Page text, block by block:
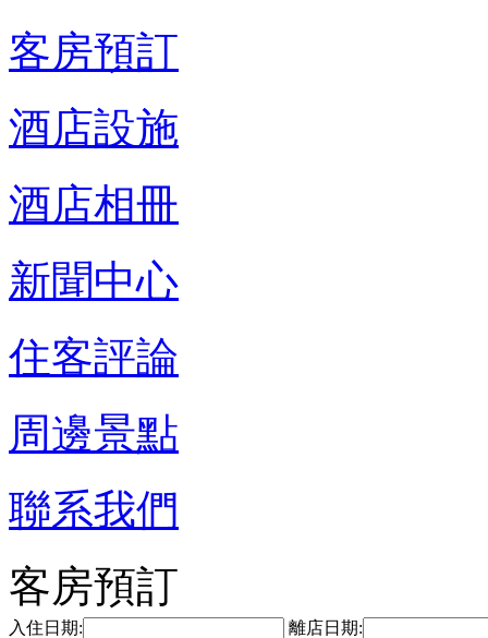
客房預訂
酒店設施
酒店相冊
新聞中心
住客評論
周邊景點
聯系我們
客房預訂
入住日期: 離店日期: